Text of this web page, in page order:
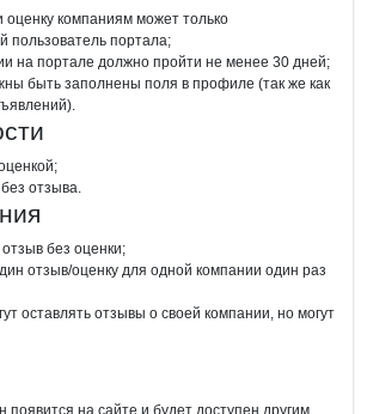
оценку компаниям может только
пользователь портала;
на портале должно пройти не менее 30 дней;
быть заполнены поля в профиле (так же как
отзыва.
без оценки;
отзыв/оценку для одной компании один раз
оставлять отзывы о своей компании, но могут
появится на сайте и будет доступен другим